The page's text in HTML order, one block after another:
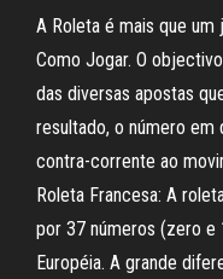
A Roleta é mais que
Como Jogar. O
das diversas apostas
resultado, o número em
contra-corrente ao
Roleta Francesa: A
por 37 números (zero e
Européia. A grande